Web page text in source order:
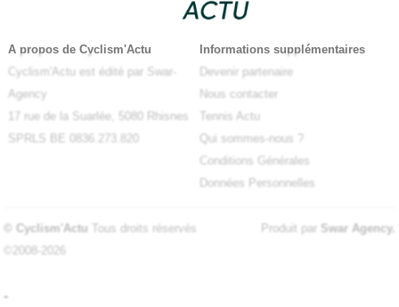
A propos de Cyclism'Actu
Cyclism'Actu est édité par Swar-
Agency
17 rue de la Suarlée, 5080 Rhisnes
SPRLS BE 0836.273.820
Informations supplémentaires
Devenir partenaire
Nous contacter
Tennis Actu
Qui sommes-nous ?
Conditions Générales
Données Personnelles
© Cyclism'Actu Tous droits réservés
©2008-2026
Produit par Swar Agency.
-